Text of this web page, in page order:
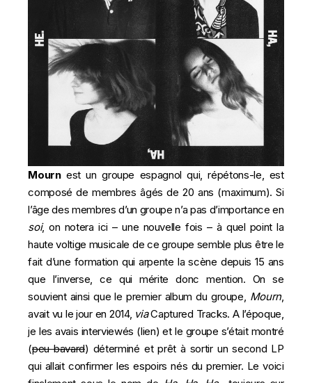
Mournest un groupe espagnol qui, répétons-le, est
composé de membres âgés de 20 ans (maximum). Si
l’âge des membres d’un groupe n’a pas d’importance en
soi, on notera ici – une nouvelle fois – à quel point la
haute voltige musicale de ce groupe semble plus être le
fait d’une formation qui arpente la scène depuis 15 ans
que l’inverse, ce qui mérite donc mention. On se
souvient ainsi que le premier album du groupe, Mourn,
avait vu le jour en 2014, viaCaptured Tracks. A l’époque,
je les avais interviewés (lien) et le groupe s’était montré
(peu bavard) déterminé et prêt à sortir un second LP
qui allait confirmer les espoirs nés du premier. Le voici